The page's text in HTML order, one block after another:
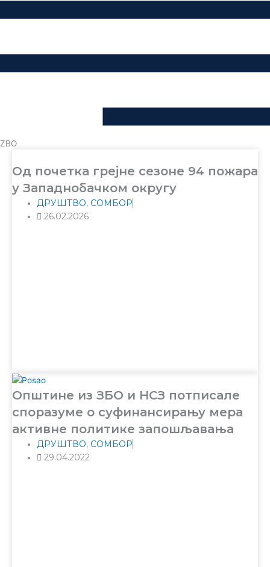
ZBO
Од почетка грејне сезоне 94 пожара
у Западнобачком округу
ДРУШТВО, СОМБОР
26.02.2026
Општине из ЗБО и НСЗ потписале
споразуме о суфинансирању мера
активне политике запошљавања
ДРУШТВО, СОМБОР
29.04.2022